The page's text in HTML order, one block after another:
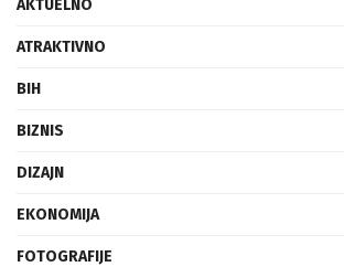
AKTUELNO
ATRAKTIVNO
BIH
BIZNIS
DIZAJN
EKONOMIJA
FOTOGRAFIJE